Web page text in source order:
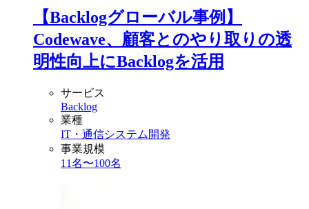
【Backlogグローバル事例】
Codewave、顧客とのやり取りの透
明性向上にBacklogを活用
サービス
Backlog
業種
IT・通信システム開発
事業規模
11名〜100名